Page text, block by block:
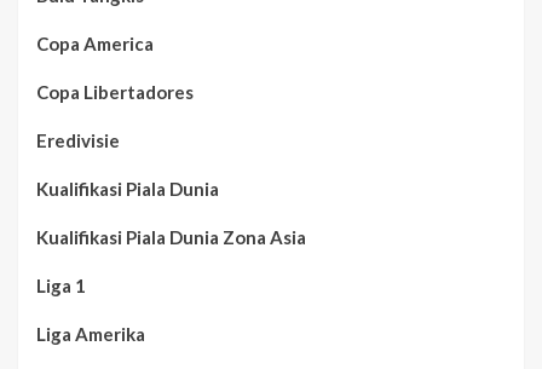
Copa America
Copa Libertadores
Eredivisie
Kualifikasi Piala Dunia
Kualifikasi Piala Dunia Zona Asia
Liga 1
Liga Amerika